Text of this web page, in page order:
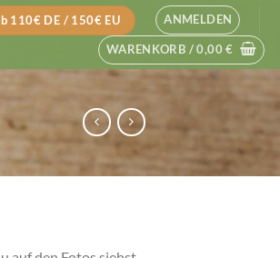
110€ DE / 150€ EU ANMELDEN
WARENKORB /0,00€